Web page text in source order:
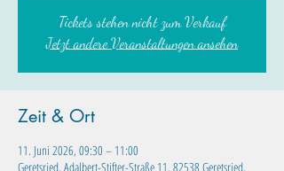
Tickets stehen nicht zum Verkauf
Jetzt andere Veranstaltungen ansehen
Zeit & Ort
11. Juni 2026, 09:30 – 11:00
Geretsried, Adalbert-Stifter-Straße 11, 82538 Geretsried,